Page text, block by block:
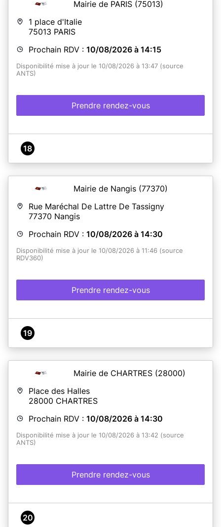
Mairie de PARIS (75013)
1 place d'Italie
75013 PARIS
Prochain RDV : 10/08/2026 à 14:15
Disponibilité mise à jour le 10/08/2026 à 13:47 (source
ANTS)
Prendre rendez-vous
18
Mairie de Nangis (77370)
Rue Maréchal De Lattre De Tassigny
77370 Nangis
Prochain RDV : 10/08/2026 à 14:30
Disponibilité mise à jour le 10/08/2026 à 11:46 (source
RDV360)
Prendre rendez-vous
19
Mairie de CHARTRES (28000)
Place des Halles
28000 CHARTRES
Prochain RDV : 10/08/2026 à 14:30
Disponibilité mise à jour le 10/08/2026 à 13:42 (source
ANTS)
Prendre rendez-vous
20